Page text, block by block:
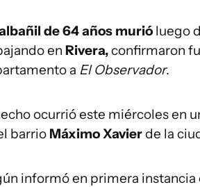
de 64 años murió luego
en Rivera,confirmaron
a El Observador.
ocurrió este miércoles en
barrio Máximo Xavierde la
informó en primera